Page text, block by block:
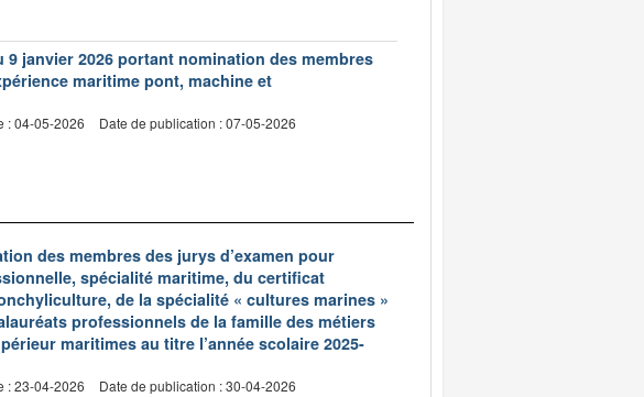
9 janvier 2026 portant nomination des membres
maritime pont, machine et
: 04-05-2026 Date de publication : 07-05-2026
des membres des jurys d’examen pour
spécialité maritime, du certificat
de la spécialité « cultures marines »
professionnels de la famille des métiers
maritimes au titre l’année scolaire 2025-
: 23-04-2026 Date de publication : 30-04-2026